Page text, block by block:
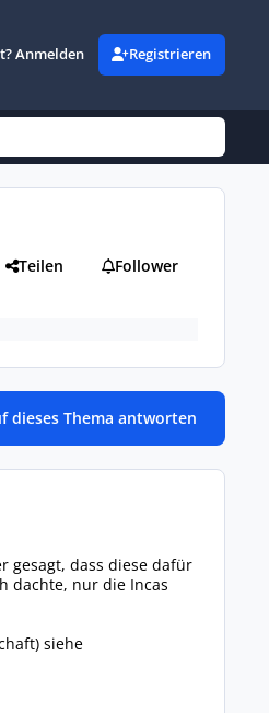
Anmelden Registrieren
Teilen Follower
dieses Thema antworten
gesagt, dass diese dafür
dachte, nur die Incas
siehe